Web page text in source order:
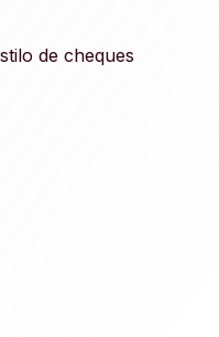
de cheques